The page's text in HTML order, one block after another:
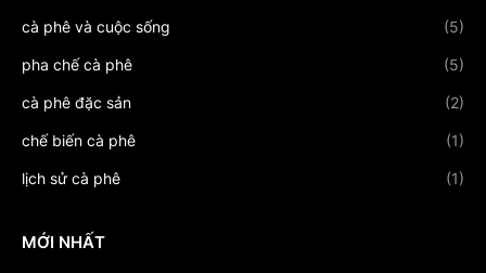
cà phê và cuộc sống (5)
pha chế cà phê (5)
cà phê đặc sản (2)
chế biến cà phê (1)
lịch sử cà phê (1)
MỚI NHẤT